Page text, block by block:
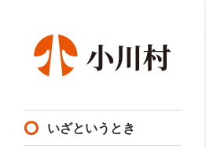
いざというとき